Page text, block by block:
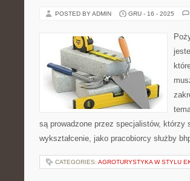
POSTED BY ADMIN GRU - 16 - 2025
są prowadzone przez specjalistów, którzy
wykształcenie, jako pracobiorcy służby
CATEGORIES: AGROTURYSTYKA W STYLU